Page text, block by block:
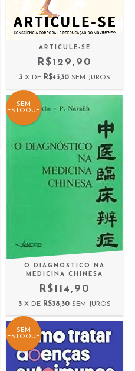
ARTICULE-SE
R$129,90
3 X DE R$43,30 SEM JUROS
SEM
ESTOQUE
O DIAGNÓSTICO NA
MEDICINA CHINESA
R$114,90
3 X DE R$38,30 SEM JUROS
SEM
ESTOQUE